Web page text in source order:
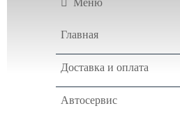
Меню
Главная
Доставка и оплата
Автосервис